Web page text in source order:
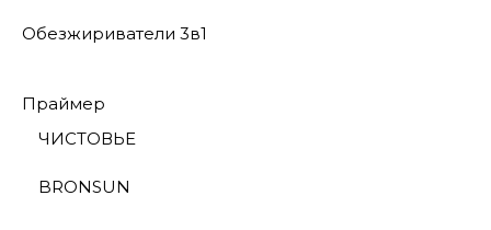
Обезжириватели 3в1
Праймер
ЧИСТОВЬЕ
BRONSUN